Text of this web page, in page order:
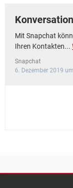
Mit Snapchat
Ihren Kontakten...
Snapchat
6. Dezember 2019